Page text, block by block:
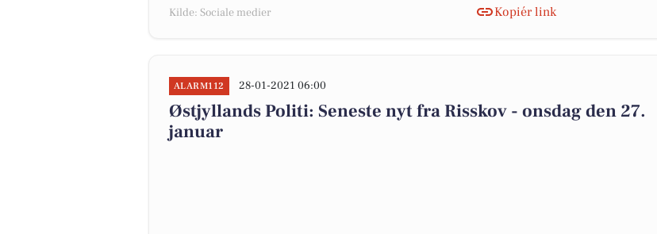
Kilde: Sociale medier Kopiér link
ALARM112 28-01-2021 06:00
Østjyllands Politi: Seneste nyt fra Risskov - onsdag den 27.
januar